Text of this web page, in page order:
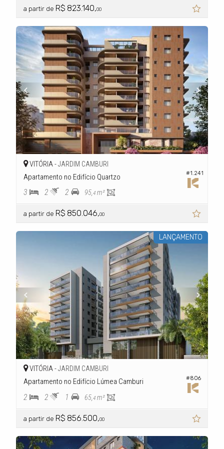
a partir de R$ 823.140,00
#1.241
VITÓRIA -JARDIM CAMBURI
Apartamento no Edifício Quartzo
3 2 2 95,4 m²
a partir de R$ 850.046,00
LANÇAMENTO
#806
VITÓRIA -JARDIM CAMBURI
Apartamento no Edifício Lúmea Camburi
2 2 1 65,4 m²
a partir de R$ 856.500,00